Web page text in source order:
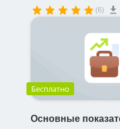
(6)
Бесплатно
Основные